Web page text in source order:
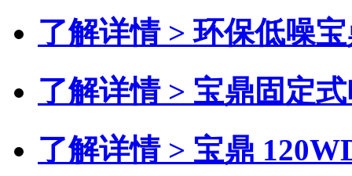
了解详情 >环保低噪
了解详情 > 宝鼎固定
了解详情 > 宝鼎